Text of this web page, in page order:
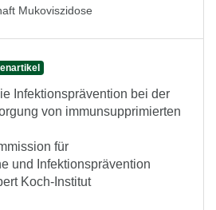
Mukoviszidose
Infektionsprävention bei der
von immunsupprimierten
für
und Infektionsprävention
Koch-Institut